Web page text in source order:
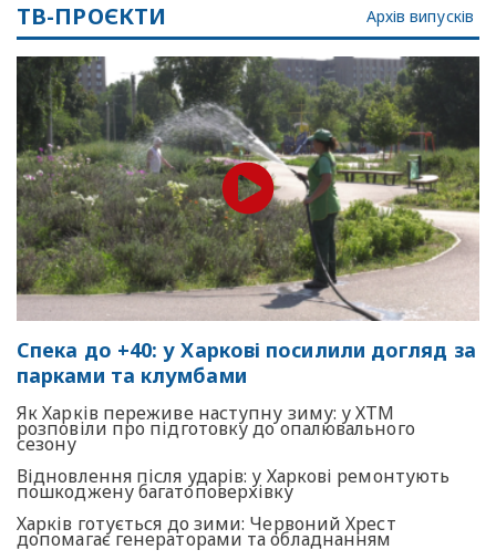
ТВ-ПРОЄКТИ Архів випусків
Спека до +40: у Харкові посилили догляд за
парками та клумбами
Як Харків переживе наступну зиму: у ХТМ
розповіли про підготовку до опалювального
сезону
Відновлення після ударів: у Харкові ремонтують
пошкоджену багатоповерхівку
Харків готується до зими: Червоний Хрест
допомагає генераторами та обладнанням